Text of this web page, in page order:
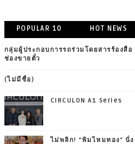
POPULAR 10 HOT NEWS
กลุ่มผู้ประกอบการรถร่วมโดยสารร้องสื่
ช่องขายตั๋ว
(ไม่มีชื่อ)
CIRCULON A1 Series
ไม่พลิก! "พิมไหมทอง" นั่